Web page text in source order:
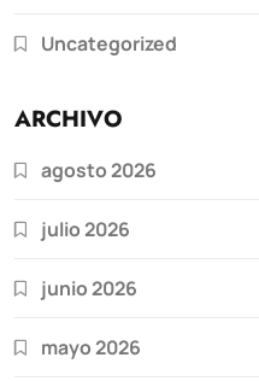
Uncategorized
ARCHIVO
agosto 2026
julio 2026
junio 2026
mayo 2026